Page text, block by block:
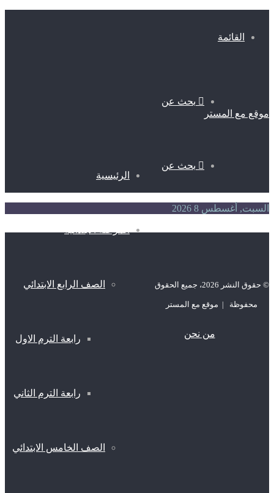
القائمة
موقع مع المستر
بحث عن
الرئيسية
المرحلة الابتدائية
الصف الرابع الابتدائي
رابعة الترم الاول
رابعة الترم الثاني
الصف الخامس الابتدائي
بحث عن
السبت, أغسطس 8 2026
© حقوق النشر 2026، جميع الحقوق
محفوظة | موقع مع المستر
من نحن